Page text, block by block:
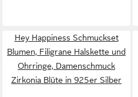
Hey Happiness Schmuckset
Blumen, Filigrane Halskette und
Ohrringe, Damenschmuck
Zirkonia Blüte in 925er Silber